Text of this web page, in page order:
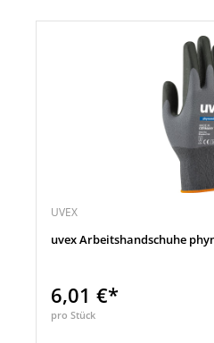
UVEX
uvex Arbeitshandschuhe
6,01 €*
pro Stück